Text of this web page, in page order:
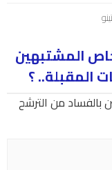
المشتبهين
المقبلة.. ؟
بالفساد من الترشح